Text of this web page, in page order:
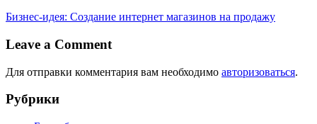
Бизнес-идея: Создание интернет магазинов на продажу
Leave a Comment
Для отправки комментария вам необходимо авторизоваться.
Рубрики